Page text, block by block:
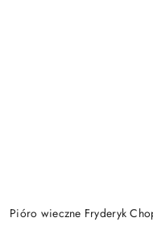
Pióro wieczne Fryderyk